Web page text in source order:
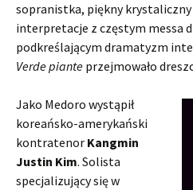
sopranistka, piękny krystaliczny
interpretacje z częstym messa
podkreślającym dramatyzm
Verde piante przejmowało
Jako Medoro wystąpił
koreańsko-amerykański
kontratenor Kangmin
Justin Kim. Solista
specjalizujący się w